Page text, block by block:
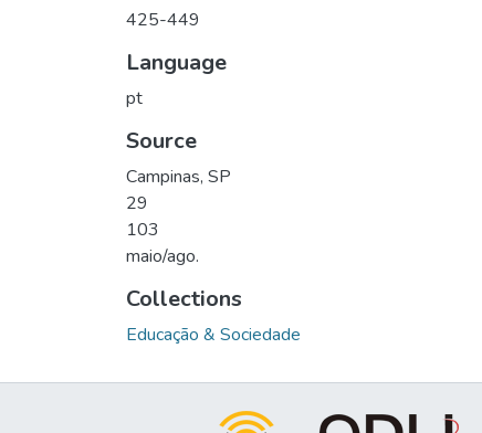
425-449
Language
pt
Source
Campinas, SP
29
103
maio/ago.
Collections
Educação & Sociedade